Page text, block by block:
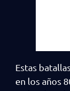
Estas
en los años